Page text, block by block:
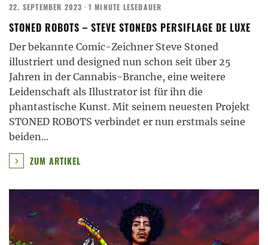
22. SEPTEMBER 2023 · 1 MINUTE LESEDAUER
STONED ROBOTS – STEVE STONEDS PERSIFLAGE DE LUXE
Der bekannte Comic-Zeichner Steve Stoned
illustriert und designed nun schon seit über 25
Jahren in der Cannabis-Branche, eine weitere
Leidenschaft als Illustrator ist für ihn die
phantastische Kunst. Mit seinem neuesten Projekt
STONED ROBOTS verbindet er nun erstmals seine
beiden...
ZUM ARTIKEL